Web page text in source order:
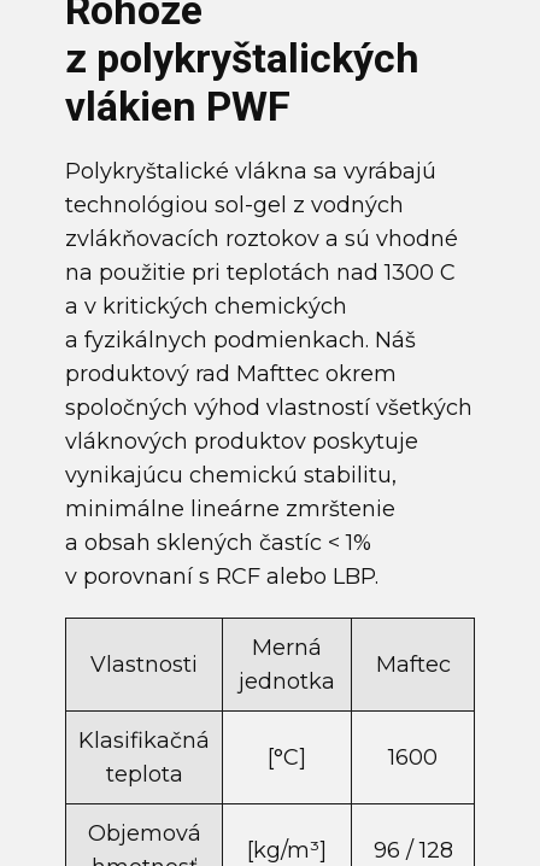
Rohože
z polykryštalických
vlákien PWF
Polykryštalické vlákna sa vyrábajú
technológiou sol-gel z vodných
zvlákňovacích roztokov a sú vhodné
na použitie pri teplotách nad 1300 C
a v kritických chemických
a fyzikálnych podmienkach. Náš
produktový rad Mafttec okrem
spoločných výhod vlastností všetkých
vláknových produktov poskytuje
vynikajúcu chemickú stabilitu,
minimálne lineárne zmrštenie
a obsah sklených častíc < 1%
v porovnaní s RCF alebo LBP.
Vlastnosti
Merná
jednotka
Maftec
Klasifikačná
teplota
[°C] 1600
Objemová
[kg/m​³] 96 / 128